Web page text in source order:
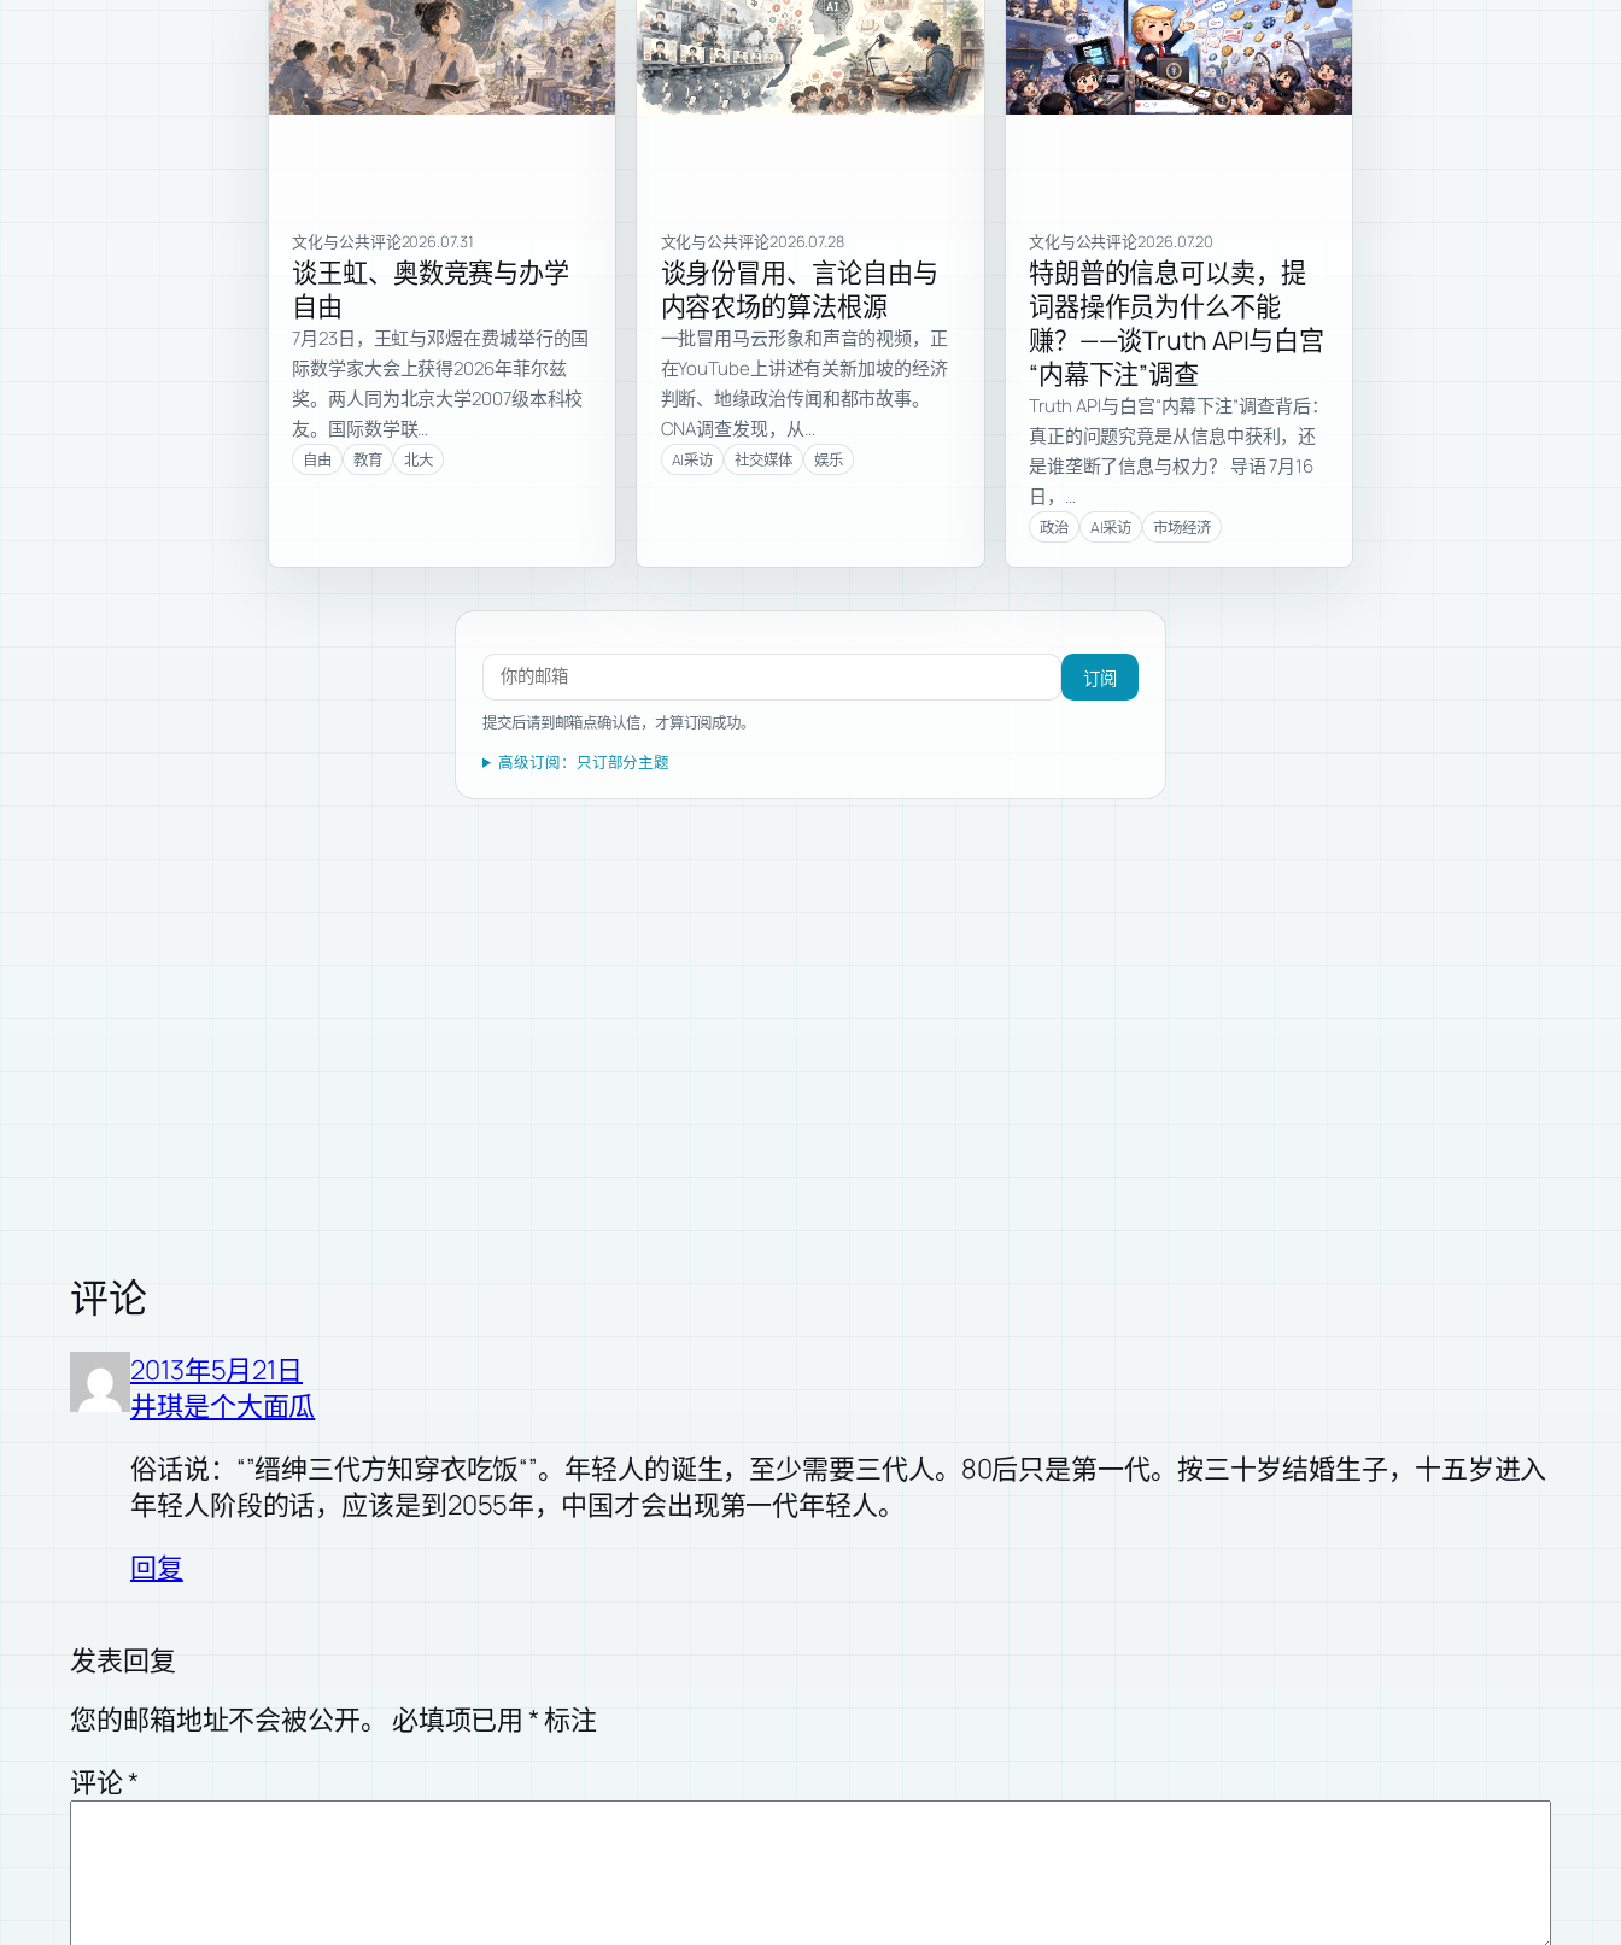
文化与公共评论2026.07.31
谈王虹、奥数竞赛与办学
自由
7月23日，王虹与邓煜在费城举行的国
际数学家大会上获得2026年菲尔兹
奖。两人同为北京大学2007级本科校
友。国际数学联…
自由 教育 北大
文化与公共评论2026.07.28
谈身份冒用、言论自由与
内容农场的算法根源
一批冒用马云形象和声音的视频，正
在YouTube上讲述有关新加坡的经济
判断、地缘政治传闻和都市故事。
CNA调查发现，从…
AI采访 社交媒体 娱乐
文化与公共评论2026.07.20
特朗普的信息可以卖，提
词器操作员为什么不能
赚？——谈Truth API与白宫
“内幕下注”调查
Truth API与白宫“内幕下注”调查背后：
真正的问题究竟是从信息中获利，还
是谁垄断了信息与权力？ 导语 7月16
日，…
政治 AI采访 市场经济
订阅新文章
订阅
提交后请到邮箱点确认信，才算订阅成功。
高级订阅：只订部分主题
评论
2013年5月21日
井琪是个大面瓜
俗话说：“”缙绅三代方知穿衣吃饭“”。年轻人的诞生，至少需要三代人。80后只是第一代。按三十岁结婚生子，十五岁进入
年轻人阶段的话，应该是到2055年，中国才会出现第一代年轻人。
回复
发表回复
您的邮箱地址不会被公开。
必填项已用*标注
评论*